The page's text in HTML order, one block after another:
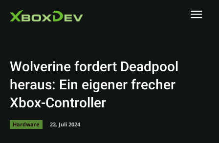
Wolverine fordert Deadpool
heraus: Ein eigener frecher
Xbox-Controller
Hardware 22. Juli 2024